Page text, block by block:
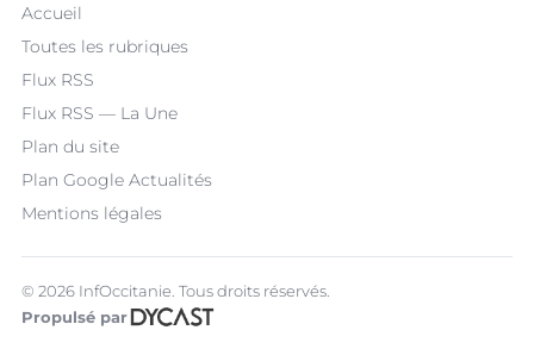
Accueil
Toutes les rubriques
Flux RSS
Flux RSS — La Une
Plan du site
Plan Google Actualités
Mentions légales
© 2026 InfOccitanie. Tous droits réservés.
Propulsé par